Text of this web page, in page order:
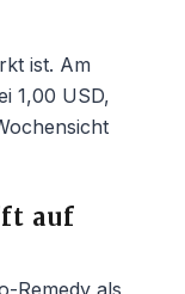
ist. Am
1,00 USD,
auf
Remedy als